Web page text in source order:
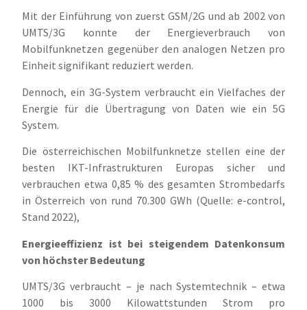
Mit der Einführung von zuerst GSM/2G und ab 2002 von
UMTS/3G konnte der Energieverbrauch von
Mobilfunknetzen gegenüber den analogen Netzen pro
Einheit signifikant reduziert werden.
Dennoch, ein 3G-System verbraucht ein Vielfaches der
Energie für die Übertragung von Daten wie ein 5G
System.
Die österreichischen Mobilfunknetze stellen eine der
besten IKT-Infrastrukturen Europas sicher und
verbrauchen etwa 0,85 % des gesamten Strombedarfs
in Österreich von rund 70.300 GWh (Quelle: e-control,
Stand 2022),
Energieeffizienz ist bei steigendem Datenkonsum
von höchster Bedeutung
UMTS/3G verbraucht – je nach Systemtechnik – etwa
1000 bis 3000 Kilowattstunden Strom pro